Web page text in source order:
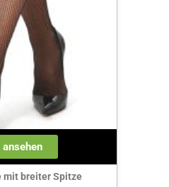
mit breiter Spitze